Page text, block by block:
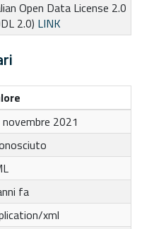
Open Data License 2.0
2.0) LINK
2021
fa
xml